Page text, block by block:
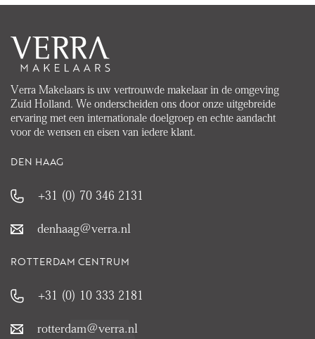
Verra Makelaars is uw vertrouwde makelaar in de omgeving
Zuid Holland. We onderscheiden ons door onze uitgebreide
ervaring met een internationale doelgroep en echte aandacht
voor de wensen en eisen van iedere klant.
DEN HAAG
+31 (0) 70 346 2131
denhaag@verra.nl
ROTTERDAM CENTRUM
+31 (0) 10 333 2181
rotterdam@verra.nl